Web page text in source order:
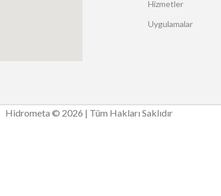
Hizmetler
Uygulamalar
Hidrometa © 2026 | Tüm Hakları Saklıdır